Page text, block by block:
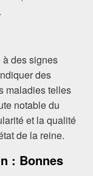
des signes
des
maladies telles
notable du
et la qualité
de la reine.
: Bonnes